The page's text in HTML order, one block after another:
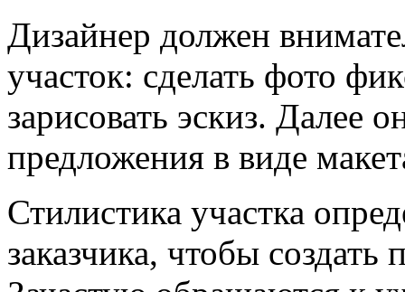
Дизайнер должен
участок: сделать фото
зарисовать эскиз. Далее
предложения в виде
Стилистика участка
заказчика, чтобы